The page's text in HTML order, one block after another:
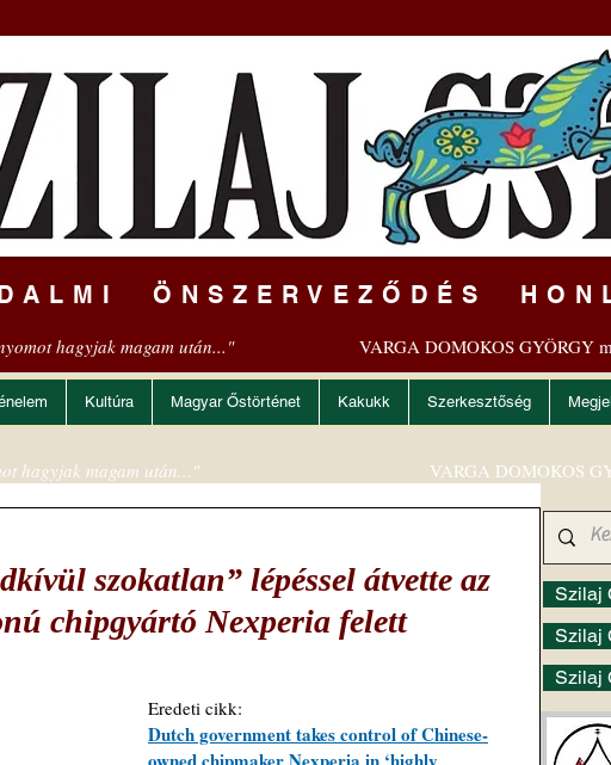
ÖNSZERVEZŐDÉS
hagyjak magam után..." VARGA DOMOKOS GYÖRGY
Kultúra Magyar Őstörténet Kakukk Szerkesztőség
szokatlan” lépéssel átvette az
chipgyártó Nexperia felett
Eredeti cikk:
Dutch government takes control of Chinese-
Szilaj
Szilaj
Szilaj
hagyjak magam után..." VARGA DOMOKOS